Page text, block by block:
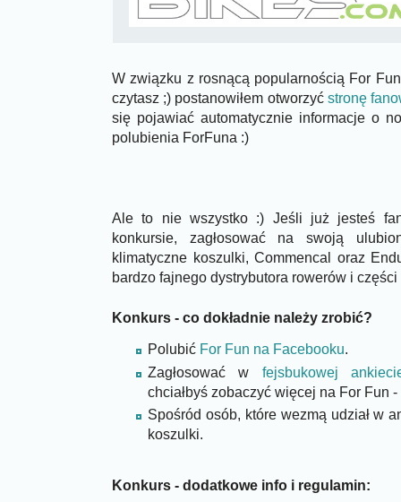
W związku z rosnącą popularnością For
czytasz ;) postanowiłem otworzyć stronę
się pojawiać automatycznie informacje o
polubienia ForFuna :)
Ale to nie wszystko :) Jeśli już jesteś
konkursie, zagłosować na swoją
klimatyczne koszulki, Commencal oraz
bardzo fajnego dystrybutora rowerów i
Konkurs - co dokładnie należy zrobić?
Polubić For Fun na Facebooku.
Zagłosować w fejsbukowej
chciałbyś zobaczyć więcej na For Fun
Spośród osób, które wezmą udział w
koszulki.
Konkurs - dodatkowe info i regulamin: